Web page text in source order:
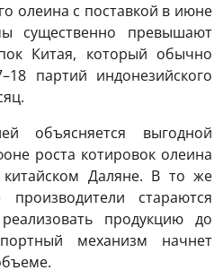
олеина с поставкой в ​​июне
существенно превышают
Китая, который обычно
партий индонезийского
объясняется выгодной
роста котировок олеина
Даляне. В то же
производители стараются
продукцию до
механизм начнет